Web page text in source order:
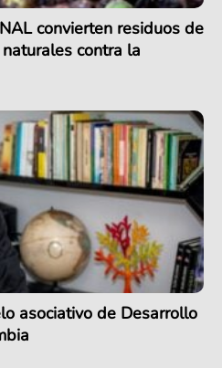
convierten residuos de
contra la
asociativo de Desarrollo